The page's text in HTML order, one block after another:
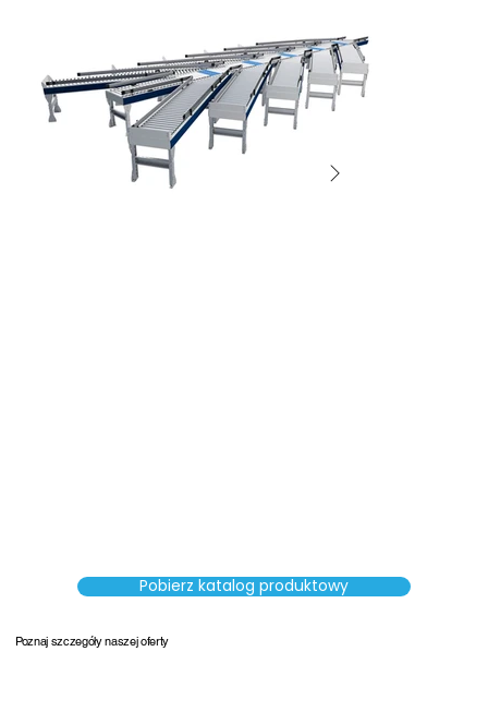
Pobierz katalog produktowy
Poznaj szczegóły naszej oferty